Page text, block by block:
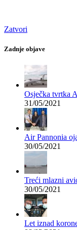
Zatvori
Zadnje objave
Osječka tvrtka
31/05/2021
Air Pannonia
30/05/2021
Treći mlazni
30/05/2021
Let iznad